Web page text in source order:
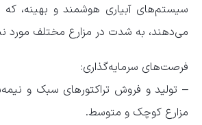
سیستم‌های آبیاری هوشمند و بهینه،
می‌دهند، به شدت در مزارع مختلف مورد
فرصت‌های سرمایه‌گذاری:
– تولید و فروش تراکتورهای سبک و
مزارع کوچک و متوسط.